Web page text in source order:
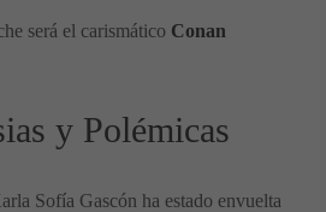
será el carismático Conan
y Polémicas
Sofía Gascón ha estado envuelta